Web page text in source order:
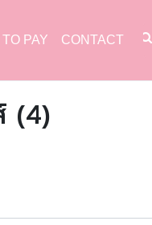
TO PAY CONTACT
(4)